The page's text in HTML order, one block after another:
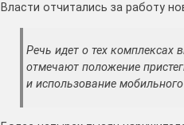
Власти отчитались за работу
Речь идет о тех комплексах
отмечают положение
и использование